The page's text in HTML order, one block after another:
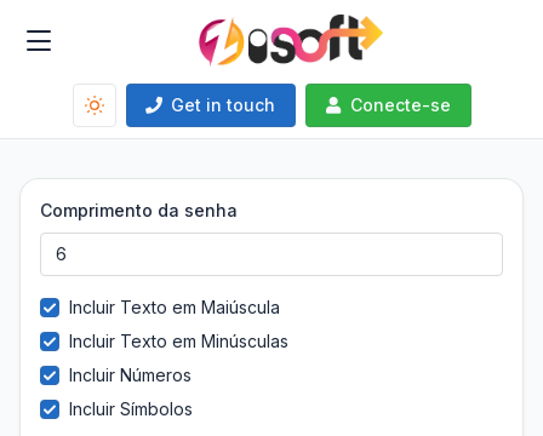
Get in touch Conecte-se
Comprimento da senha
Incluir Texto em Maiúscula
Incluir Texto em Minúsculas
Incluir Números
Incluir Símbolos